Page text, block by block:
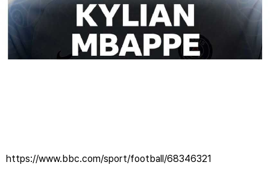
https://www.bbc.com/sport/football/68346321